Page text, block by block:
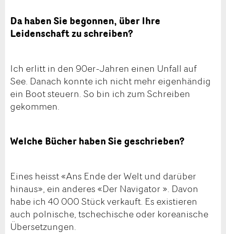
Da haben Sie begonnen, über Ihre
Leidenschaft zu schreiben?
Ich erlitt in den 90er-Jahren einen Unfall auf
See. Danach konnte ich nicht mehr eigenhändig
ein Boot steuern. So bin ich zum Schreiben
gekommen.
Welche Bücher haben Sie geschrieben?
Eines heisst «Ans Ende der Welt und darüber
hinaus», ein anderes «Der Navigator ». Davon
habe ich 40 000 Stück verkauft. Es existieren
auch polnische, tschechische oder koreanische
Übersetzungen.